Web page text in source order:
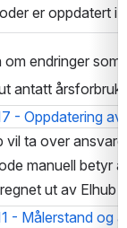
er oppdatert i
endringer
antatt
- Oppdatering
ta over
manuell betyr
ut av Elhub
- Målerstand og